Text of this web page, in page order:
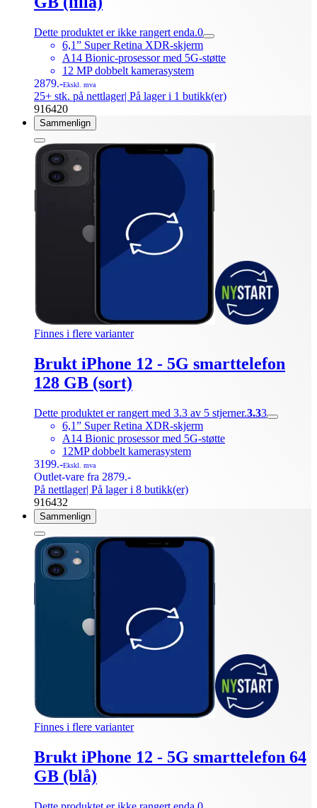
Dette produktet er ikke rangert enda.0
6,1” Super Retina XDR-skjerm
A14 Bionic-prosessor med 5G-støtte
12 MP dobbelt kamerasystem
2879.-Ekskl. mva
25+ stk. på nettlager| På lager i 1 butikk(er)
916420
Sammenlign
Finnes i flere varianter
Brukt iPhone 12 - 5G smarttelefon
128 GB (sort)
Dette produktet er rangert med 3.3 av 5 stjerner.3.33
6,1” Super Retina XDR-skjerm
A14 Bionic prosessor med 5G-støtte
12MP dobbelt kamerasystem
3199.-Ekskl. mva
Outlet-vare fra 2879.-
På nettlager| På lager i 8 butikk(er)
916432
Sammenlign
Finnes i flere varianter
Brukt iPhone 12 - 5G smarttelefon 64
GB (blå)